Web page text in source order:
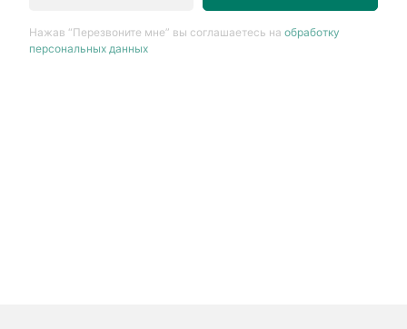
Нажав “Перезвоните мне” вы соглашаетесь наобработку
персональных данных